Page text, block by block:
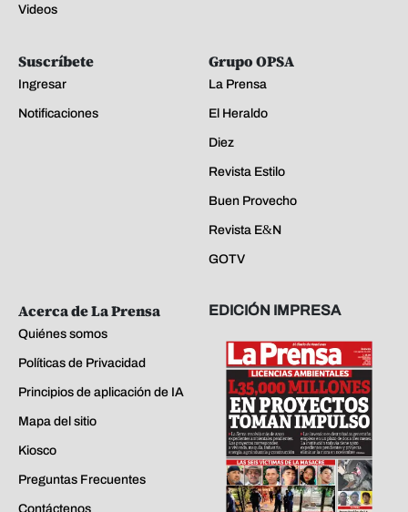
Videos
Suscríbete
Ingresar
Notificaciones
Grupo OPSA
La Prensa
El Heraldo
Diez
Revista Estilo
Buen Provecho
Revista E&N
GOTV
Acerca de La Prensa
Quiénes somos
Políticas de Privacidad
Principios de aplicación de IA
Mapa del sitio
Kiosco
Preguntas Frecuentes
Contáctenos
EDICIÓN IMPRESA